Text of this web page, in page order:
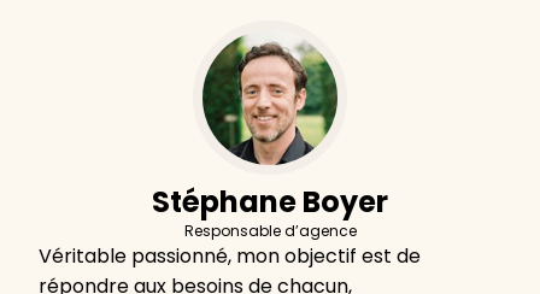
Stéphane Boyer
Responsable d’agence
Véritable passionné, mon objectif est de
répondre aux besoins de chacun,